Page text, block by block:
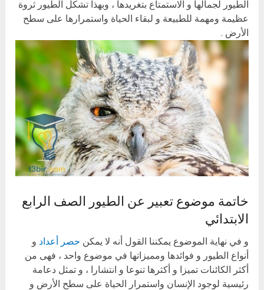
الطيور لجمالها و الاستمتاع بتغريدها ، وبهذا تشكل الطيور ثروة
عظيمة ومهمة للطبيعة و لبقاء الحياة واستمرارها على سطح
الأرض .
خاتمة موضوع تعبير عن الطيور الصف الرابع
الابتدائي
و في نهاية الموضوع يمكننا القول أنه لا يمكن حصر أعداد و
أنواع الطيور و فوائدها ومميزاتها في موضوع واحد ، فهى من
أكثر الكائنات تميزا و أكثرها تنوعا و انتشارا ، و تمثل دعامة
رئيسية لوجود الإنسان واستمرار الحياة على سطح الأرض و